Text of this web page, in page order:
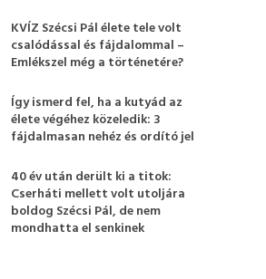
KVÍZ Szécsi Pál élete tele volt
csalódással és fájdalommal –
Emlékszel még a történetére?
Így ismerd fel, ha a kutyád az
élete végéhez közeledik: 3
fájdalmasan nehéz és ordító jel
40 év után derült ki a titok:
Cserháti mellett volt utoljára
boldog Szécsi Pál, de nem
mondhatta el senkinek